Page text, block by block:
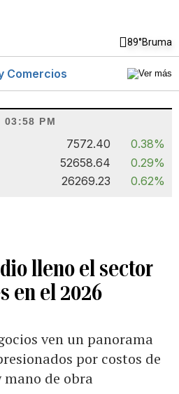
89°Bruma
Comercios
03:58 PM
7572.40
0.38%
52658.64
0.29%
26269.23 0.62%
lleno el sector
en el 2026
ven un panorama
por costos de
de obra